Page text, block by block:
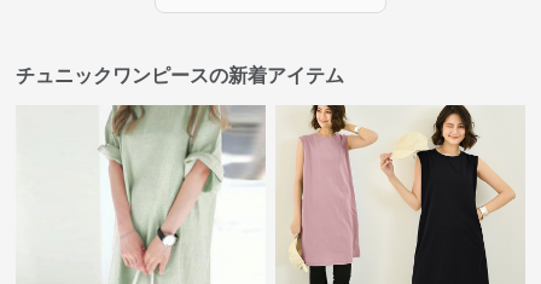
チュニックワンピースの新着アイテム